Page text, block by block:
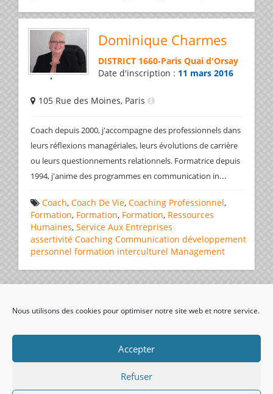
Nous utilisons des cookies pour optimiser notre site web et notre service.
Accepter
Refuser
Dominique Charmes
DISTRICT 1660-Paris Quai d'Orsay
Date d'inscription : 11 mars 2016
105 Rue des Moines, Paris
Coach depuis 2000, j'accompagne des professionnels dans
leurs réflexions managériales, leurs évolutions de carrière
ou leurs questionnements relationnels. Formatrice depuis
1994, j'anime des programmes en communication in...
Coach, Coach De Vie, Coaching Professionnel,
Formation, Formation, Formation, Ressources
Humaines, Service Aux Entreprises
assertivité Coaching Communication développement
personnel formation interculturel Management
visiteurs uniques: